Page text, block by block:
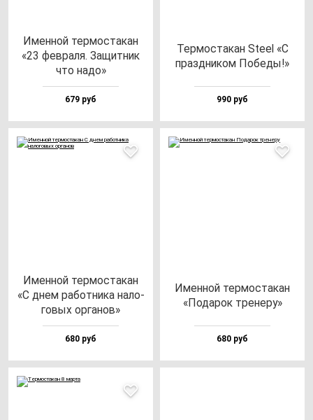
Имен­ной тер­мос­та­кан
«23 фев­ра­ля. Защит­ник
что на­до»
679 руб
Тер­мос­та­кан Ste­el «С
праз­дни­ком Побе­ды!»
990 руб
Имен­ной тер­мос­та­кан
«С днем ра­бот­ни­ка на­ло­
го­вых ор­га­нов»
680 руб
Имен­ной тер­мос­та­кан
«Пода­рок тре­не­ру»
680 руб